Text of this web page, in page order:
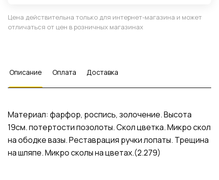
Цена действительна только для интернет-магазина и может
отличаться от цен в розничных магазинах
Описание Оплата Доставка
Материал: фарфор, роспись, золочение. Высота
19см. потертости позолоты. Скол цветка. Микро скол
на ободке вазы. Реставрация ручки лопаты. Трещина
на шляпе. Микро сколы на цветах.(2.279)